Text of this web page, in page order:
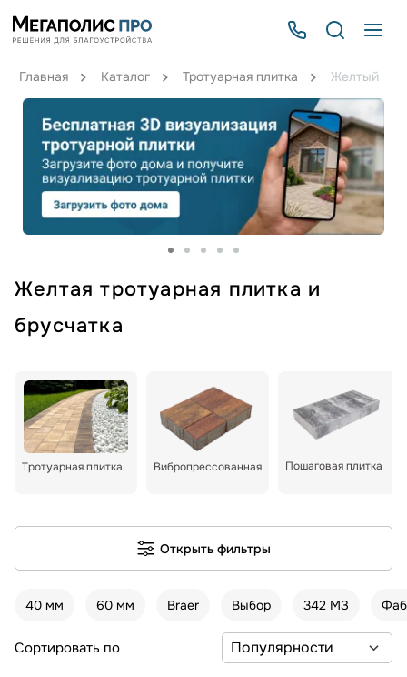
Главная Каталог Тротуарная плитка Желтый
Желтая тротуарная плитка и
брусчатка
Тротуарная плитка Вибропрессованная Пошаговая плитка
Открыть фильтры
40 мм 60 мм Braer Выбор 342 МЗ
Сортировать по